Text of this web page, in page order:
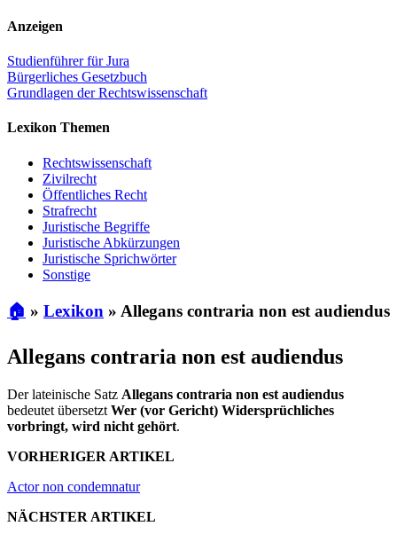
Anzeigen
Studienführer für Jura
Bürgerliches Gesetzbuch
Grundlagen der Rechtswissenschaft
Lexikon Themen
Rechtswissenschaft
Zivilrecht
Öffentliches Recht
Strafrecht
Juristische Begriffe
Juristische Abkürzungen
Juristische Sprichwörter
Sonstige
🏠 » Lexikon » Allegans contraria non est audiendus
Allegans contraria non est audiendus
Der lateinische Satz Allegans contraria non est audiendus
bedeutet übersetzt Wer (vor Gericht) Widersprüchliches
vorbringt, wird nicht gehört.
VORHERIGER ARTIKEL
Actor non condemnatur
NÄCHSTER ARTIKEL